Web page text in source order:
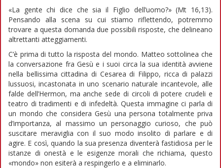
«La gente chi dice che sia il Figlio dell’uomo?» (Mt 16,13).
Pensando alla scena su cui stiamo riflettendo, potremmo
trovare a questa domanda due possibili risposte, che delineano
altrettanti atteggiamenti.
C’è prima di tutto la risposta del mondo. Matteo sottolinea che
la conversazione fra Gesù e i suoi circa la sua identità avviene
nella bellissima cittadina di Cesarea di Filippo, ricca di palazzi
lussuosi, incastonata in uno scenario naturale incantevole, alle
falde dell’Hermon, ma anche sede di circoli di potere crudeli e
teatro di tradimenti e di infedeltà. Questa immagine ci parla di
un mondo che considera Gesù una persona totalmente priva
d’importanza, al massimo un personaggio curioso, che può
suscitare meraviglia con il suo modo insolito di parlare e di
agire. E così, quando la sua presenza diventerà fastidiosa per le
istanze di onestà e le esigenze morali che richiama, questo
«mondo» non esiterà a respingerlo e a eliminarlo.